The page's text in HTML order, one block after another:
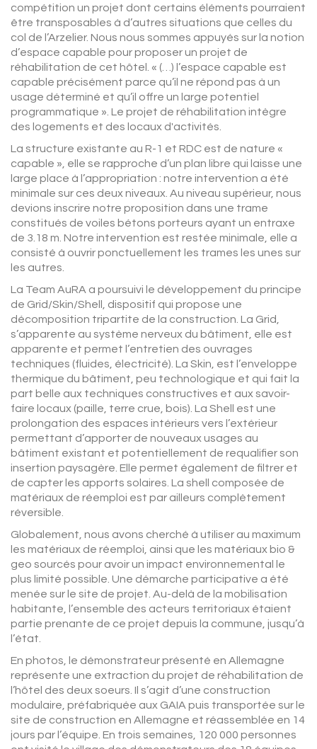
compétition un projet dont certains éléments pourraient
être transposables à d’autres situations que celles du
col de l’Arzelier. Nous nous sommes appuyés sur la notion
d’espace capable pour proposer un projet de
réhabilitation de cet hôtel. « (…) l’espace capable est
capable précisément parce qu’il ne répond pas à un
usage déterminé et qu’il offre un large potentiel
programmatique ». Le projet de réhabilitation intègre
des logements et des locaux d'activités.
La structure existante au R-1 et RDC est de nature «
capable », elle se rapproche d’un plan libre qui laisse une
large place à l’appropriation : notre intervention a été
minimale sur ces deux niveaux. Au niveau supérieur, nous
devions inscrire notre proposition dans une trame
constitués de voiles bétons porteurs ayant un entraxe
de 3.18 m. Notre intervention est restée minimale, elle a
consisté à ouvrir ponctuellement les trames les unes sur
les autres.
La Team AuRA a poursuivi le développement du principe
de Grid/Skin/Shell, dispositif qui propose une
décomposition tripartite de la construction. La Grid,
s’apparente au système nerveux du bâtiment, elle est
apparente et permet l’entretien des ouvrages
techniques (fluides, électricité). La Skin, est l’enveloppe
thermique du bâtiment, peu technologique et qui fait la
part belle aux techniques constructives et aux savoir-
faire locaux (paille, terre crue, bois). La Shell est une
prolongation des espaces intérieurs vers l’extérieur
permettant d’apporter de nouveaux usages au
bâtiment existant et potentiellement de requalifier son
insertion paysagère. Elle permet également de filtrer et
de capter les apports solaires. La shell composée de
matériaux de réemploi est par ailleurs complètement
réversible.
Globalement, nous avons cherché à utiliser au maximum
les matériaux de réemploi, ainsi que les matériaux bio &
geo sourcés pour avoir un impact environnemental le
plus limité possible. Une démarche participative a été
menée sur le site de projet. Au-delà de la mobilisation
habitante, l’ensemble des acteurs territoriaux étaient
partie prenante de ce projet depuis la commune, jusqu’à
l’état.
En photos, le démonstrateur présenté en Allemagne
représente une extraction du projet de réhabilitation de
l’hôtel des deux soeurs. Il s’agit d’une construction
modulaire, préfabriquée aux GAIA puis transportée sur le
site de construction en Allemagne et réassemblée en 14
jours par l’équipe. En trois semaines, 120 000 personnes